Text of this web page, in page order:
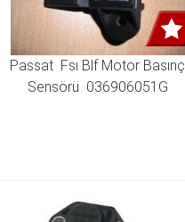
Passat  Fsı Blf Motor Basınç
Sensörü  036906051G